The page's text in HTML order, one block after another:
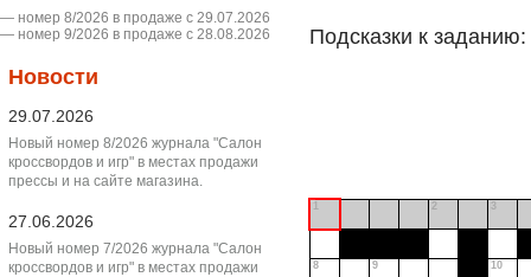
― номер 8/2026 в продаже с 29.07.2026
― номер 9/2026 в продаже с 28.08.2026
Новости
29.07.2026
Новый номер 8/2026 журнала "Салон
кроссвордов и игр" в местах продажи
прессы и на сайте магазина.
27.06.2026
Новый номер 7/2026 журнала "Салон
кроссвордов и игр" в местах продажи
Подсказки к заданию:
1 2 3
8 9 10